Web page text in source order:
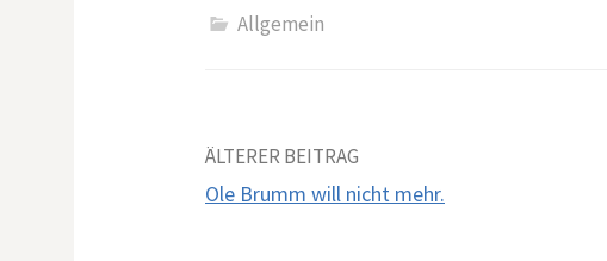
Allgemein
Beitrags-
ÄLTERER BEITRAG
Ole Brumm will nicht mehr.